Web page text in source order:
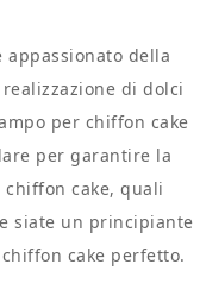
della
di dolci
per chiffon cake
per garantire la
cake, quali
siate un principiante
cake perfetto.